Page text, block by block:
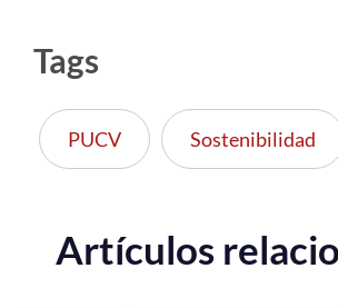
Tags
PUCV Sostenibilidad
Artículos